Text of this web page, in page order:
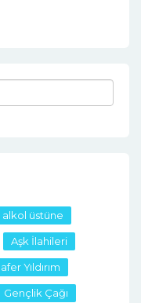
alkol üstüne
Aşk İlahileri
Yıldırım
Gençlik Çağı